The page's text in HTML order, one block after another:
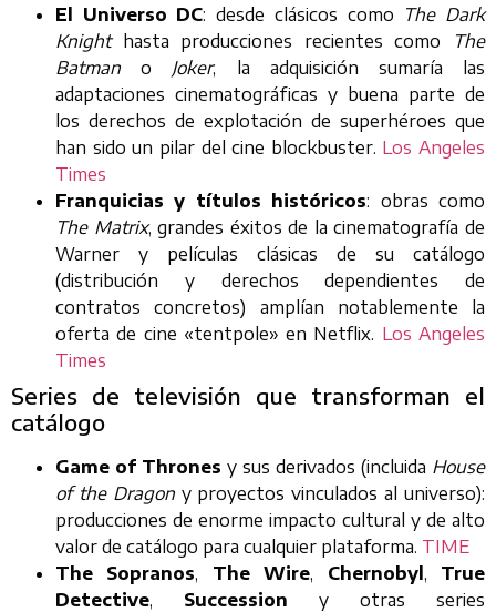
El Universo DC: desde clásicos como The Dark
Knighthasta producciones recientes como
The
Batman o Joker, la adquisición sumaría las
adaptaciones cinematográficas y buena parte de
los derechos de explotación de superhéroes que
han sido un pilar del cine blockbuster. Los Angeles
Times
Franquicias y títulos históricos: obras como
The Matrix, grandes éxitos de la cinematografía de
Warner y películas clásicas de su catálogo
(distribución y derechos dependientes de
contratos concretos) amplían notablemente la
oferta de cine «tentpole» en Netflix. Los Angeles
Times
Series de televisión que transforman el
catálogo
Game of Thrones y sus derivados (incluida House
of the Dragony proyectos vinculados al universo):
producciones de enorme impacto cultural y de alto
valor de catálogo para cualquier plataforma. TIME
The Sopranos, The Wire, Chernobyl, True
Detective, Succession y otras series